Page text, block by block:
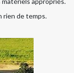
rien de temps.